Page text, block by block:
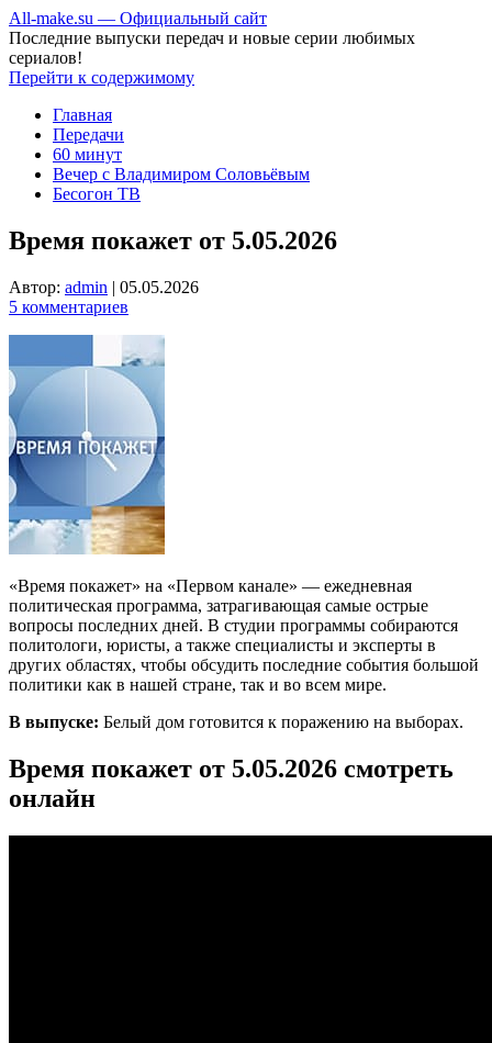
All-make.su — Официальный сайт
Последние выпуски передач и новые серии любимых
сериалов!
Перейти к содержимому
Главная
Передачи
60 минут
Вечер с Владимиром Соловьёвым
Бесогон ТВ
Время покажет от 5.05.2026
Автор: admin | 05.05.2026
5 комментариев
«Время покажет» на «Первом канале» — ежедневная
политическая программа, затрагивающая самые острые
вопросы последних дней. В студии программы собираются
политологи, юристы, а также специалисты и эксперты в
других областях, чтобы обсудить последние события большой
политики как в нашей стране, так и во всем мире.
В выпуске: Белый дом готовится к поражению на выборах.
Время покажет от 5.05.2026 смотреть
онлайн